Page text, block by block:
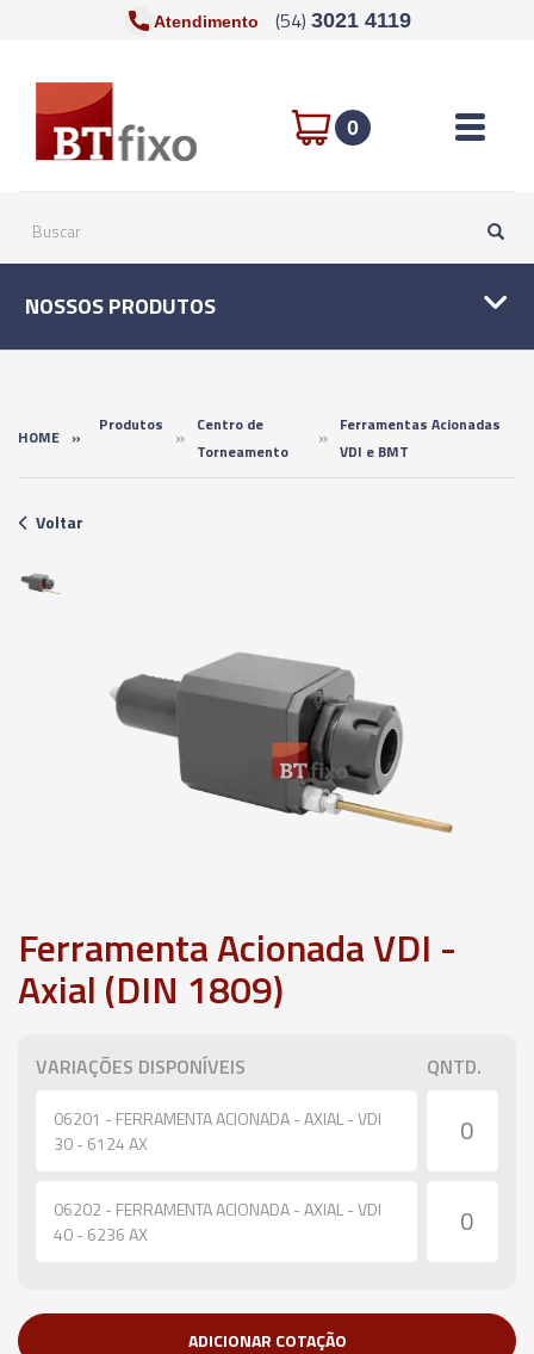
Atendimento (54) 3021 4119
0 Toggle
NOSSOS PRODUTOS
HOME »
Produtos » Centro de
Torneamento
» Ferramentas Acionadas
VDI e BMT
Voltar
Ferramenta Acionada VDI -
Axial (DIN 1809)
VARIAÇÕES DISPONÍVEIS QNTD.
06201 - FERRAMENTA ACIONADA - AXIAL - VDI
30 - 6124 AX
06202 - FERRAMENTA ACIONADA - AXIAL - VDI
40 - 6236 AX
ADICIONAR COTAÇÃO